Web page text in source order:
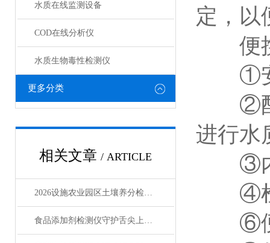
水质在线监测设备
COD在线分析仪
水质生物毒性检测仪
更多分类
相关文章 / ARTICLE
2026设施农业园区土壤养分检测仪行业调查
食品添加剂检测仪守护舌尖上的安全
定，以
便携
①安
②配
进行水
③内
④检
⑥便